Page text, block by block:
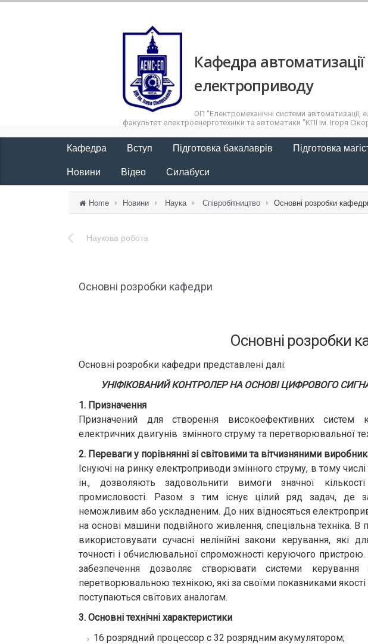
Кафедра
електроприводу
ОП “Електромеханічні системи автоматизації,
факультет електроенерготехніки та автоматики "КПІ ім. Ігоря
Кафедра Вступ Підготовка бакалаврів Підготовка
Новини Відео Силабуси
Home Новини Наука Співробітництво Основні розробки
Наукова робота
Основні розробки кафедри
Основні розробки
Основні розробки кафедри представлені далі:
УНІФІКОВАНИЙ КОНТРОЛЕР НА ОСНОВІ ЦИФРОВОГО
1. Призначення
Призначений для створення високоефективних систем
електричних двигунів змінного струму та перетворювальної
2. Переваги у порівнянні зі світовими та вітчизняними
Існуючі на ринку електроприводи змінного струму, в тому
ін., дозволяють задовольнити вимоги значної
промисловості. Разом з тим існує цілий ряд задач, де
неможливим або ускладненим. До них відносяться
на основі машини подвійного живлення, спеціальна техніка. В
використовувати сучасні нелінійні закони керування, які
точності і обчислювальної спроможності керуючого
забезпечення дозволяє створювати системи
перетворювальною технікою, які за своїми показниками
поступаються світових аналогам.
3. Основні технічні характеристики
16 розрядний процессор с 32 розрядним акумулятором;